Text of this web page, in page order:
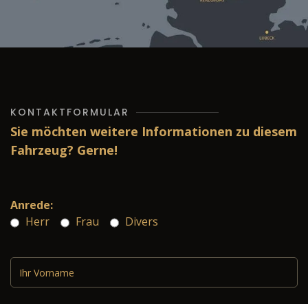
KONTAKTFORMULAR
Sie möchten weitere Informationen zu diesem
Fahrzeug? Gerne!
Anrede:
Herr
Frau Divers